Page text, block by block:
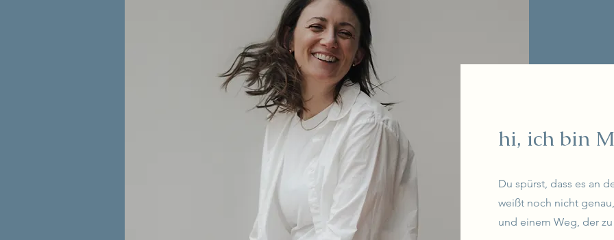
hi, ich bin
Du spürst, dass es an
weißt noch nicht
und einem Weg, der